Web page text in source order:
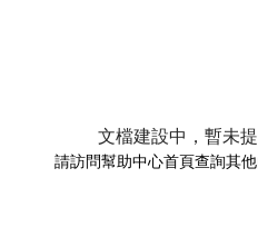
文檔建設中，暫未
請訪問幫助中心首頁查詢其